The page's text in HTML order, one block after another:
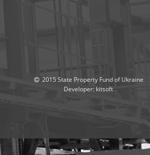
2015 State Property Fund of Ukraine
Developer: kitsoft